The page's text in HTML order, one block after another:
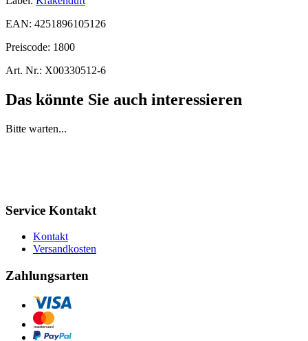
EAN: 4251896105126
Preiscode: 1800
Art. Nr.: X00330512-6
Das könnte Sie auch interessieren
Bitte warten...
Service Kontakt
Kontakt
Versandkosten
Zahlungsarten